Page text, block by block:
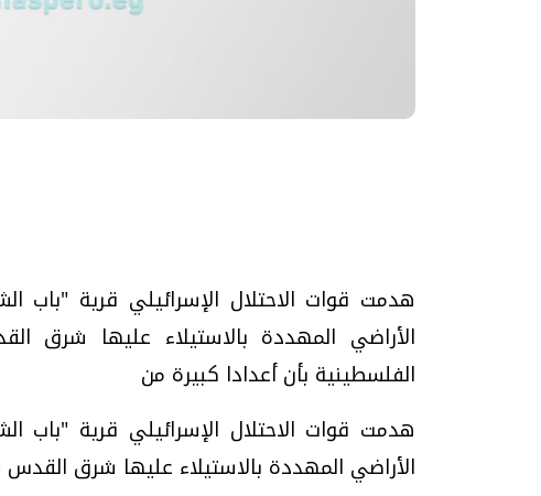
هدمت قوات الاحتلال الإسرائيلي قرية
الأراضي المهددة بالاستيلاء عليها شرق
الفلسطينية بأن أعدادا كبيرة من
هدمت قوات الاحتلال الإسرائيلي قرية
الأراضي المهددة بالاستيلاء عليها شرق القدس
تحقيقات وحوارات